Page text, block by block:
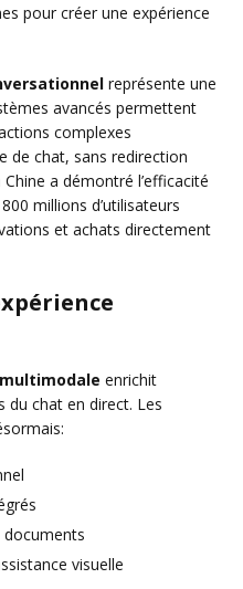
pour créer une expérience
représente une
avancés permettent
complexes
de chat, sans redirection
Chine a démontré l’efficacité
millions d’utilisateurs
et achats directement
multimodale enrichit
du chat en direct. Les
documents
visuelle